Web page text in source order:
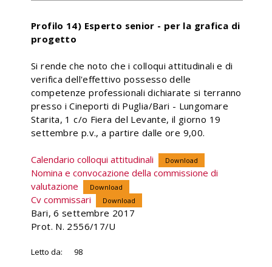
Profilo 14) Esperto senior - per la grafica di
progetto
Si rende che noto che i colloqui attitudinali e di
verifica dell'effettivo possesso delle
competenze professionali dichiarate si terranno
presso i Cineporti di Puglia/Bari - Lungomare
Starita, 1 c/o Fiera del Levante, il giorno 19
settembre p.v., a partire dalle ore 9,00.
Calendario colloqui attitudinali Download
Nomina e convocazione della commissione di
valutazione
Download
Cv commissari Download
Bari, 6 settembre 2017
Prot. N. 2556/17/U
Letto da: 98